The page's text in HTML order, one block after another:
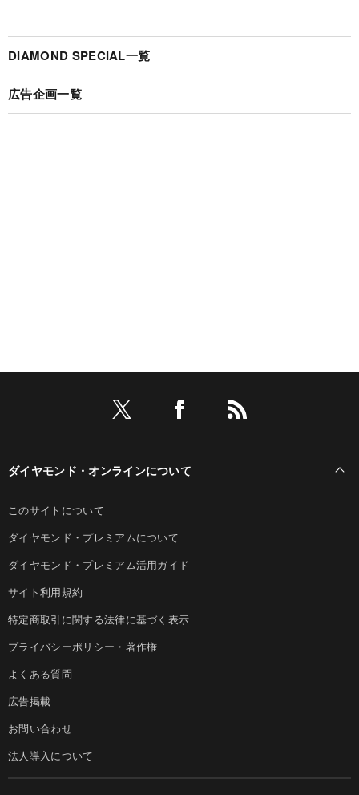
DIAMOND SPECIAL一覧
広告企画一覧
ダイヤモンド・オンラインについて
このサイトについて
ダイヤモンド・プレミアムについて
ダイヤモンド・プレミアム活用ガイド
サイト利用規約
特定商取引に関する法律に基づく表示
プライバシーポリシー・著作権
よくある質問
広告掲載
お問い合わせ
法人導入について